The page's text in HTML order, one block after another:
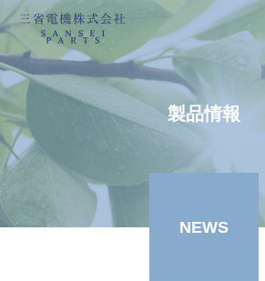
製品情報
NEWS